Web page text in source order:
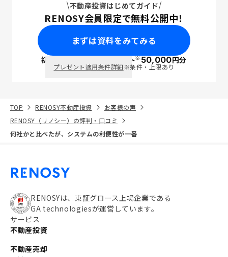
不動産投資はじめてガイド
RENOSY会員限定で無料公開中！
まずは資料をみてみる
初回面談で ポイント※50,000円分
プレゼント適用条件詳細※条件・上限あり
TOP RENOSY不動産投資
お客様の声
RENOSY（リノシー）の評判・口コミ
何社かと比べたが、システムの利便性が一番
RENOSYは、東証グロース上場企業である
GA technologiesが運営しています。
サービス
不動産投資
不動産売却